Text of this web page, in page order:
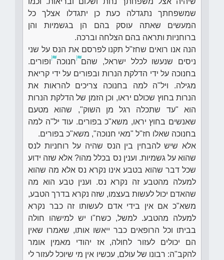
שמשפחתך נתגדלה כעת כן יתגדלו אצלך כל
המעשים שאתה עוסק בהם הן בגשמיות והן
ברוחניות ותראה בהם הצלחה וברכה.
הנה אנו רואים שחז"ל תקנו לפרסם את הנס על שני
ניסים שנעשו לכלל ישראל, שהםחנוכהופורים.
בחנוכה על ידי הדלקת הנרות ובפורים על ידי קריאת
מגילה. ויל"ה למה בחנוכה צריכים להראות את
הנרות בחוץ שכולם יראו, וכן הזמן של הדלקת הנרות
הוא "עד שתכלה רגל מן השוק", שהוא מטעם
שאנשים בחוץ יראו, משא"כ בפורים. עוד יל"ה למה
בחנוכה שאלו חז"ל "מאי חנוכה", משא"כ בפורים.
אלא שיש להבחין בין הנס שהיה על רוחניות לנס
שהוא על גשמיות. וענין נס בכלל מהו? אלא שזה ידוע
שכל דבר שהוא בטבע אינו נקרא נס אלא מה שהוא
למעלה מהטבע זה נקרא נס. וענין טבע הוא מה
שהאדם יכול לעשות בעצמו, שזה נקרא בדרך הטבע,
משא"כ אם אין בידי אדם לעשותו זה כבר נקרא
למעלה מהטבע. למשל, כשח"ו יש למישהו חולה
בביתו וכל הרופאים כבר ייאשו אותו, שאמרו שאין
הם יכולים לעזור לחולה, אז יהודי מאמין אומר
להקב"ה: רבונו של עולם, עכשיו אין מי שיוכל לעזור לי